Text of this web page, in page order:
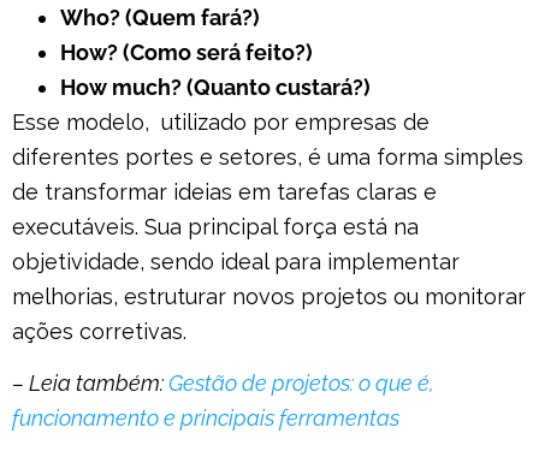
Who? (Quem fará?)
How? (Como será feito?)
How much? (Quanto custará?)
Esse modelo, utilizado por empresas de
diferentes portes e setores, é uma forma simples
de transformar ideias em tarefas claras e
executáveis. Sua principal força está na
objetividade, sendo ideal para implementar
melhorias, estruturar novos projetos ou monitorar
ações corretivas.
– Leia também:Gestão de projetos: o que é,
funcionamento e principais ferramentas